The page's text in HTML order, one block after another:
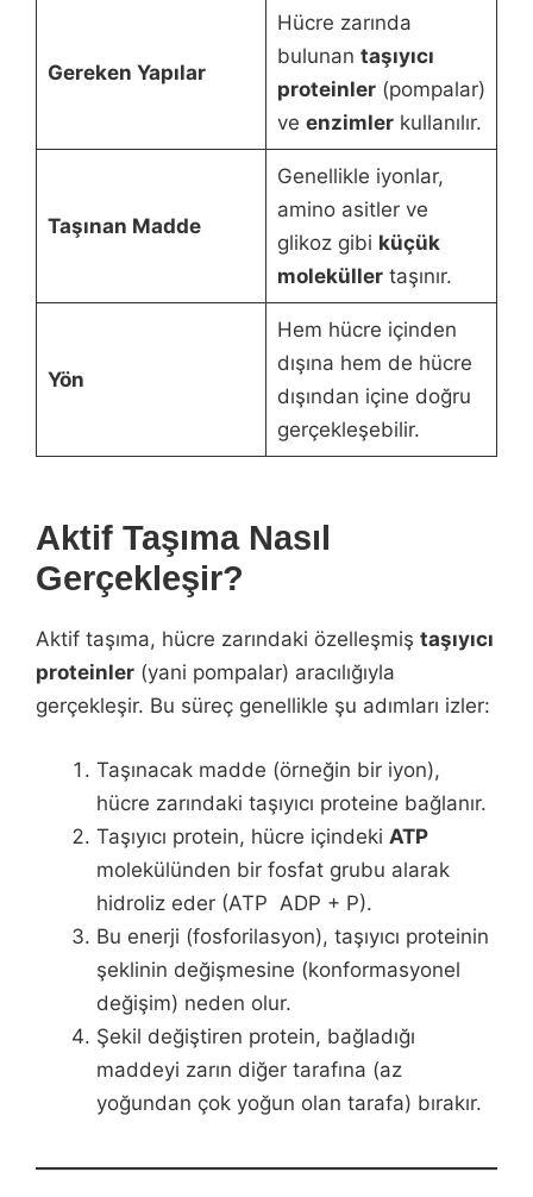
Gereken Yapılar
Hücre zarında
bulunan taşıyıcı
proteinler(pompalar)
ve enzimlerkullanılır.
Taşınan Madde
Genellikle iyonlar,
amino asitler ve
glikoz gibi küçük
moleküllertaşınır.
Yön
Hem hücre içinden
dışına hem de hücre
dışından içine doğru
gerçekleşebilir.
Aktif Taşıma Nasıl
Gerçekleşir?
Aktif taşıma, hücre zarındaki özelleşmiş taşıyıcı
proteinler (yani pompalar) aracılığıyla
gerçekleşir. Bu süreç genellikle şu adımları izler:
Taşınacak madde (örneğin bir iyon),
hücre zarındaki taşıyıcı proteine bağlanır.
Taşıyıcı protein, hücre içindeki ATP
molekülünden bir fosfat grubu alarak
hidroliz eder (ATP ADP + P).
Bu enerji (fosforilasyon), taşıyıcı proteinin
şeklinin değişmesine (konformasyonel
değişim) neden olur.
Şekil değiştiren protein, bağladığı
maddeyi zarın diğer tarafına (az
yoğundan çok yoğun olan tarafa) bırakır.